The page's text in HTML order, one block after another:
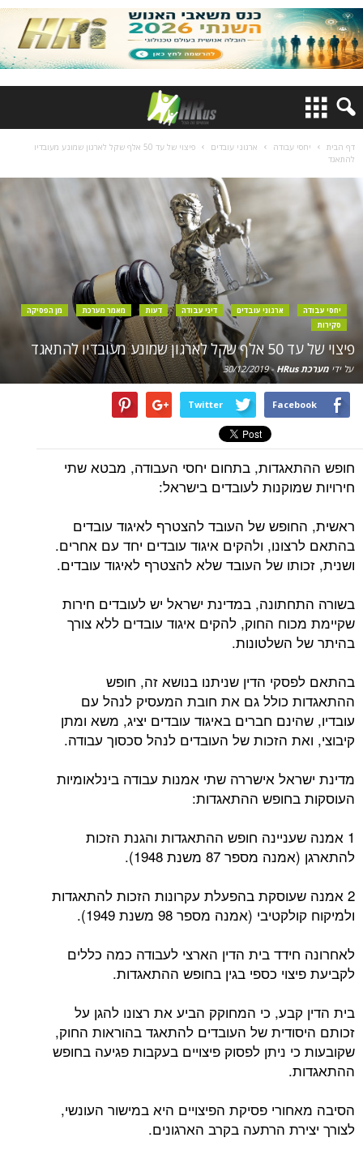
דף הבית יחסי עבודה ארגוני עובדים
פיצוי של עד 50 אלף שקל לארגון שמונע מעובדיו
להתאגד
יחסי עבודה ארגוני עובדים דיני עבודה דעות מאמר מערכת
מן הפסיקה
סקירות
פיצוי של עד 50 אלף שקל לארגון שמונע מעובדיו להתאגד
על ידי מערכת HRus -
30/12/2019
Facebook
Twitter
חופש ההתאגדות, בתחום יחסי העבודה, מבטא שתי
חירויות שמוקנות לעובדים בישראל:
ראשית, החופש של העובד להצטרף לאיגוד עובדים
בהתאם לרצונו, ולהקים איגוד עובדים יחד עם אחרים.
ושנית, זכותו של העובד שלא להצטרף לאיגוד עובדים.
בשורה התחתונה, במדינת ישראל יש לעובדים חירות
שקיימת מכוח החוק, להקים איגוד עובדים ללא צורך
בהיתר של השלטונות.
בהתאם לפסקי הדין שניתנו בנושא זה, חופש
ההתאגדות כולל גם את חובת המעסיק לנהל עם
עובדיו, שהינם חברים באיגוד עובדים יציג, משא ומתן
קיבוצי, ואת הזכות של העובדים לנהל סכסוך עבודה.
מדינת ישראל אישררה שתי אמנות עבודה בינלאומיות
העוסקות בחופש ההתאגדות:
1 אמנה שעניינה חופש ההתאגדות והגנת הזכות
להתארגן (אמנה מספר 87 משנת 1948).
2 אמנה שעוסקת בהפעלת עקרונות הזכות להתאגדות
ולמיקוח קולקטיבי (אמנה מספר 98 משנת 1949).
לאחרונה חידד בית הדין הארצי לעבודה כמה כללים
לקביעת פיצוי כספי בגין בחופש ההתאגדות.
בית הדין קבע, כי המחוקק הביע את רצונו להגן על
זכותם היסודית של העובדים להתאגד בהוראות החוק,
שקובעות כי ניתן לפסוק פיצויים בעקבות פגיעה בחופש
ההתאגדות.
הסיבה מאחורי פסיקת הפיצויים היא במישור העונשי,
לצורך יצירת הרתעה בקרב הארגונים.